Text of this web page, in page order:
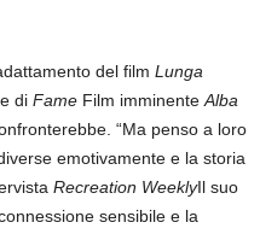
del film Lunga
di Fame Film imminente Alba
“Ma penso a loro
emotivamente e la storia
Recreation WeeklyIl suo
sensibile e la